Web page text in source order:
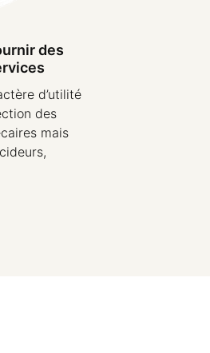
des
d’utilité
des
mais